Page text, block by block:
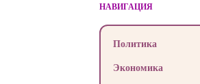
НАВИГАЦИЯ
Политика
Экономика